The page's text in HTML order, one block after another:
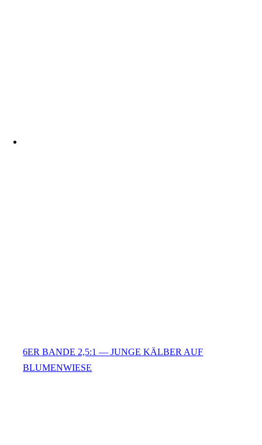
6ER BANDE 2,5:1 — JUNGE KÄLBER AUF
BLUMENWIESE